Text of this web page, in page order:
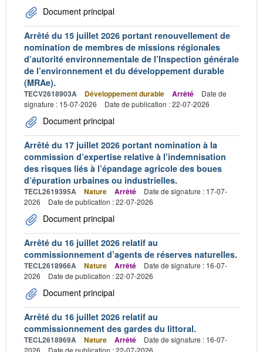
Document principal
Arrêté du 15 juillet 2026 portant renouvellement de
nomination de membres de missions régionales
d’autorité environnementale de l’Inspection générale
de l’environnement et du développement durable
(MRAe).
TECV2618903A Développement durable Arrêté
Date de
signature : 15-07-2026
Date de publication : 22-07-2026
Document principal
Arrêté du 17 juillet 2026 portant nomination à la
commission d’expertise relative à l’indemnisation
des risques liés à l’épandage agricole des boues
d’épuration urbaines ou industrielles.
TECL2619395A Nature Arrêté
Date de signature : 17-07-
2026
Date de publication : 22-07-2026
Document principal
Arrêté du 16 juillet 2026 relatif au
commissionnement d’agents de réserves naturelles.
TECL2618966A Nature Arrêté
Date de signature : 16-07-
2026
Date de publication : 22-07-2026
Document principal
Arrêté du 16 juillet 2026 relatif au
commissionnement des gardes du littoral.
TECL2618969A Nature Arrêté
Date de signature : 16-07-
2026
Date de publication : 22-07-2026